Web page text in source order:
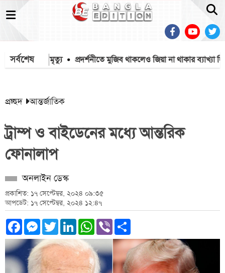
সর্বশেষ
১৫৭১২ মৃত্যু প্রদর্শনীতে মুজিব থাকলেও জিয়া না থাকার ব্যাখ্যা
প্রচ্ছদ আন্তর্জাতিক
ট্রাম্প ও বাইডেনের মধ্যে আন্তরিক
ফোনালাপ
অনলাইন ডেস্ক
প্রকাশিত: ১৭ সেপ্টেম্বর, ২০২৪ ০৯:৩৫
আপডেট: ১৭ সেপ্টেম্বর, ২০২৪ ১২:৪৭
Facebook
Messenger
TwitterLinkedInWhatsApp
Viber